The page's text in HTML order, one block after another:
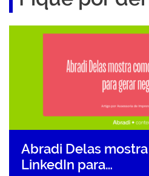
Abradi Delas
LinkedIn para…